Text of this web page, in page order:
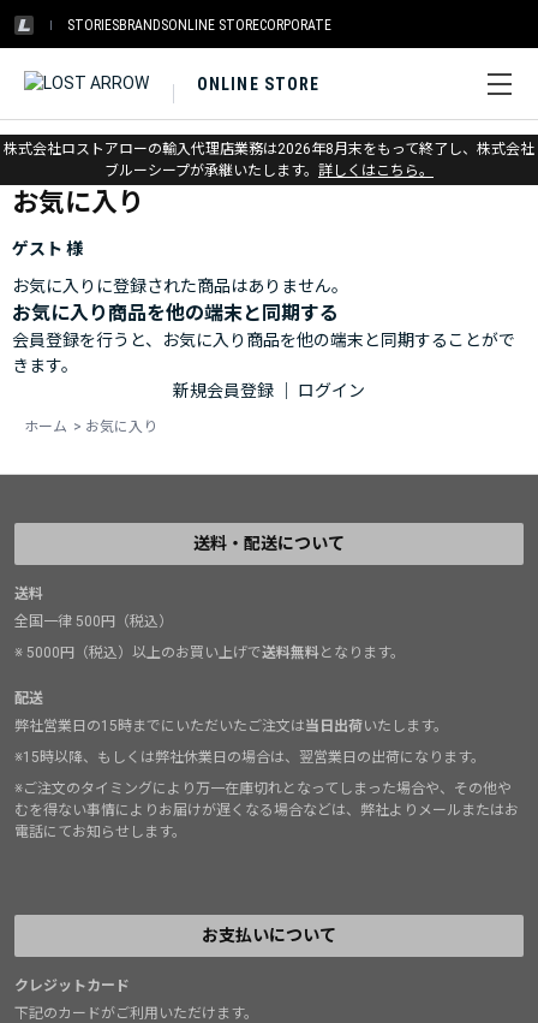
STORIESBRANDSONLINE STORECORPORATE
ONLINE STORE
株式会社ロストアローの輸入代理店業務は2026年8月末をもって終了し、株式会社
ブルーシープが承継いたします。 詳しくはこちら。
ホーム > お気に入り
お気に入り
ゲスト 様
お気に入りに登録された商品はありません。
お気に入り商品を他の端末と同期する
会員登録を行うと、お気に入り商品を他の端末と同期することがで
きます。
新規会員登録
ログイン
ホーム > お気に入り
送料・配送について
送料
全国一律 500円（税込）
※ 5000円（税込）以上のお買い上げで送料無料となります。
配送
弊社営業日の15時までにいただいたご注文は当日出荷いたします。
※15時以降、もしくは弊社休業日の場合は、翌営業日の出荷になります。
※ご注文のタイミングにより万一在庫切れとなってしまった場合や、その他や
むを得ない事情によりお届けが遅くなる場合などは、弊社よりメールまたはお
電話にてお知らせします。
お支払いについて
クレジットカード
下記のカードがご利用いただけます。